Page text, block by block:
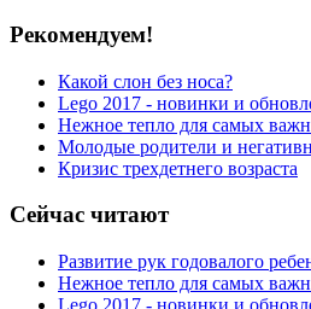
Рекомендуем!
Какой слон без носа?
Lego 2017 - новинки и
Нежное тепло для самых
Молодые родители и
Кризис трехдетнего возраста
Сейчас читают
Развитие рук годовалого
Нежное тепло для самых
Lego 2017 - новинки и